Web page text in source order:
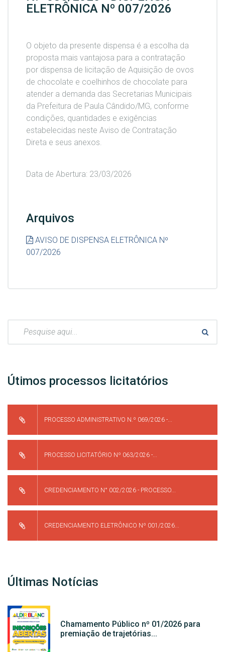
ELETRÔNICA Nº 007/2026
O objeto da presente dispensa é a escolha da
proposta mais vantajosa para a contratação
por dispensa de licitação de Aquisição de ovos
de chocolate e coelhinhos de chocolate para
atender a demanda das Secretarias Municipais
da Prefeitura de Paula Cândido/MG, conforme
condições, quantidades e exigências
estabelecidas neste Aviso de Contratação
Direta e seus anexos.
Data de Abertura: 23/03/2026
Arquivos
AVISO DE DISPENSA ELETRÔNICA Nº
007/2026
Útimos processos licitatórios
PROCESSO ADMINISTRATIVO N.º 069/2026 -...
PROCESSO LICITATÓRIO Nº 063/2026 -...
CREDENCIAMENTO N° 002/2026 - PROCESSO...
CREDENCIAMENTO ELETRÔNICO Nº 001/2026...
Últimas Notícias
Chamamento Público nº 01/2026 para
premiação de trajetórias...